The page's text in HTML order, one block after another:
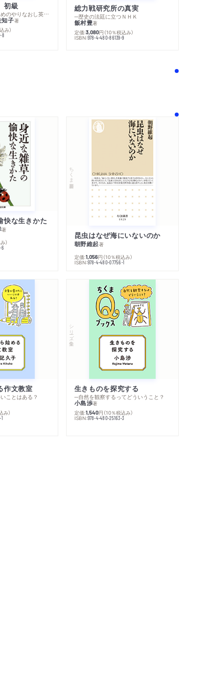
初級
─スピーキングのためのやりなおし英文法スーパードリル
知子著
み）
8
総力戦研究所の真実
─歴史の法廷に立つＮＨＫ
飯村豊著
定価:3,080円 （10％税込み）
ISBN:978-4-480-86139-9
快な生きかた
著
）
6
ちくま新書
昆虫はなぜ海にいないのか
朝野維起著
定価:1,056円 （10％税込み）
ISBN:978-4-480-07756-1
作文教室
ことはある？
み）
シリーズ・全集
生きものを探究する
─自然を観察するってどういうこと？
小島渉著
定価:1,540円 （10％税込み）
ISBN:978-4-480-25163-3